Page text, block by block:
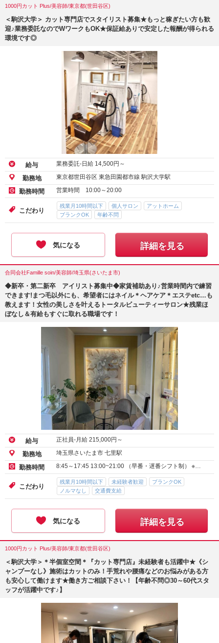
1000円カット Plus/美容師/東京都(世田谷区)
＜駒沢大学＞ カット専門店でスタイリスト募集★もっと稼ぎたい方も歓
迎♪業務委託なのでWワークもOK★保証給ありで安定した報酬が得られる
環境です◎
給与 業務委託-日給 14,500円～
勤務地 東京都世田谷区 東急田園都市線 駒沢大学駅
勤務時間 営業時間 10:00～20:00
こだわり
残業月10時間以下 個人サロン
アットホーム
ブランクOK
年齢不問
気になる 詳細を見る
合同会社Famille soin/美容師/埼玉県(さいたま市)
◆新卒・第二新卒 アイリスト募集中◆家賃補助あり♪営業時間内で練習
できます!まつ毛以外にも、希望者にはネイル＊ヘアケア＊エステetc…も
教えます！女性の美しさを叶えるトータルビューティーサロン★残業ほ
ぼなし＆有給もすぐに取れる職場です！
給与 正社員-月給 215,000円～
勤務地 埼玉県さいたま市 七里駅
勤務時間 8:45～17:45 13:00~21:00 （早番・遅番シフト制） ※…
こだわり
残業月10時間以下 未経験者歓迎
ブランクOK
ノルマなし
交通費支給
気になる 詳細を見る
1000円カット Plus/美容師/東京都(世田谷区)
＜駒沢大学＞＊半個室空間＊『カット専門店』未経験者も活躍中★《シ
ャンプーなし》施術はカットのみ！手荒れや腰痛などのお悩みがある方
も安心して働けます★働き方ご相談下さい！【年齢不問◎30～60代スタ
ッフが活躍中です♪】